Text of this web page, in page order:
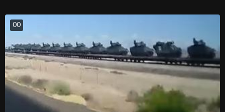
00